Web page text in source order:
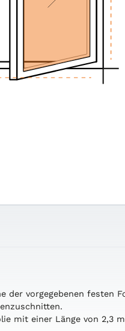
dervorgegebenenfesten
miteiner Längevon 2,3